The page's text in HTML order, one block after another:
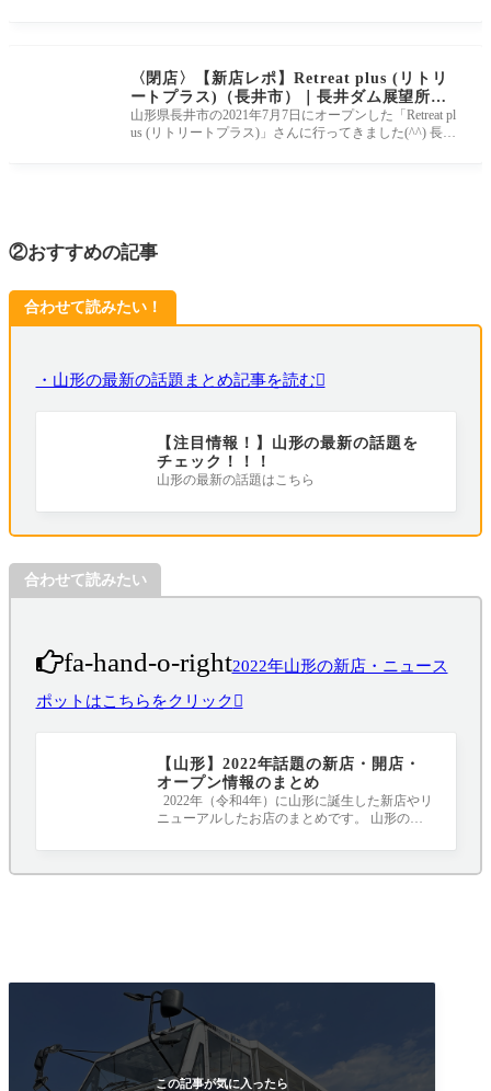
〈閉店〉【新店レポ】Retreat plus (リトリ
ートプラス)（長井市）｜長井ダム展望所、
施設内に映えスイーツのお店がオープン！
山形県長井市の2021年7月7日にオープンした「Retreat pl
us (リトリートプラス)」さんに行ってきました(^^) 長井
②おすすめの記事
合わせて読みたい！
・山形の最新の話題まとめ記事を読む
【注目情報！】山形の最新の話題を
チェック！！！
山形の最新の話題はこちら
合わせて読みたい
fa-hand-o-right2022年山形の新店・ニュース
ポットはこちらをクリック
【山形】2022年話題の新店・開店・
オープン情報のまとめ
2022年（令和4年）に山形に誕生した新店やリ
ニューアルしたお店のまとめです。 山形のニ
この記事が気に入ったら